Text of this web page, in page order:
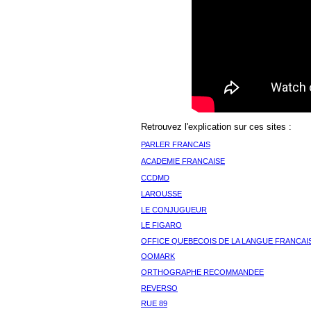
Retrouvez l'explication sur ces sites :
PARLER FRANCAIS
ACADEMIE FRANCAISE
CCDMD
LAROUSSE
LE CONJUGUEUR
LE FIGARO
OFFICE QUEBECOIS DE LA LANGUE
OOMARK
ORTHOGRAPHE RECOMMANDEE
REVERSO
RUE 89